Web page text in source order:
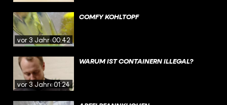
vor 3 Jahren00:42
COMFY KOHLTOPF
vor 3 Jahren01:24
WARUM IST CONTAINERN ILLEGAL?